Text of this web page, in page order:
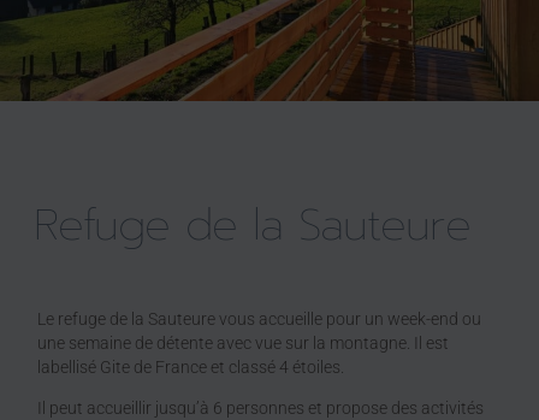
Refuge de la Sauteure
Le refuge de la Sauteure vous accueille pour un week-end ou
une semaine de détente avec vue sur la montagne. Il est
labellisé Gite de France et classé 4 étoiles.
Il peut accueillir jusqu’à 6 personnes et propose des activités